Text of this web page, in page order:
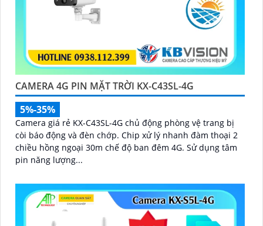
CAMERA 4G PIN MẶT TRỜI KX-C43SL-4G
5%-35%
Camera giá rẻ KX-C43SL-4G chủ động phòng vệ trang bị
còi báo động và đèn chớp. Chip xử lý nhanh đàm thoại 2
chiều hồng ngoại 30m chế độ ban đêm 4G. Sử dụng tâm
pin năng lượng...